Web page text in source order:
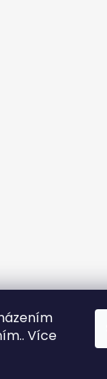
Více